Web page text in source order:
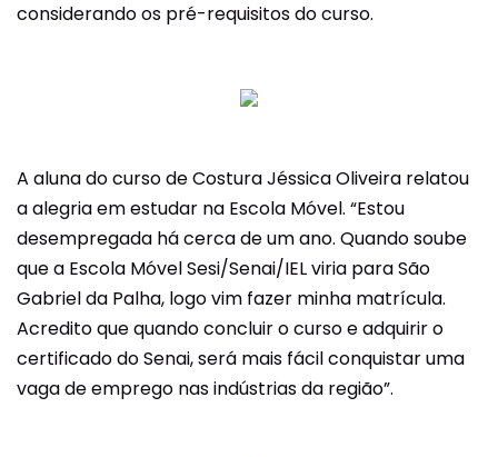
considerando os pré-requisitos do curso.
A aluna do curso de Costura Jéssica Oliveira relatou
a alegria em estudar na Escola Móvel. “Estou
desempregada há cerca de um ano. Quando soube
que a Escola Móvel Sesi/Senai/IEL viria para São
Gabriel da Palha, logo vim fazer minha matrícula.
Acredito que quando concluir o curso e adquirir o
certificado do Senai, será mais fácil conquistar uma
vaga de emprego nas indústrias da região”.